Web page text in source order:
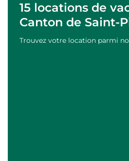
15 locations de
Canton de Saint-
Trouvez votre location parmi